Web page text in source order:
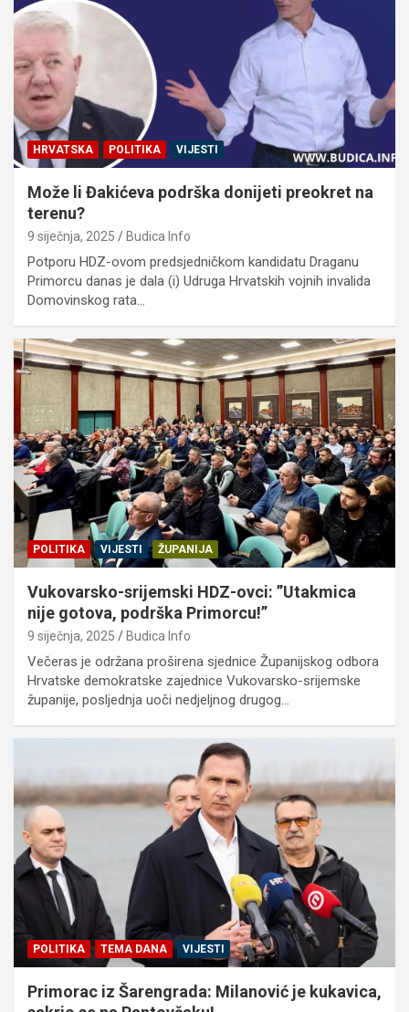
HRVATSKA POLITIKA VIJESTI
Može li Đakićeva podrška donijeti preokret na
terenu?
9 siječnja, 2025 Budica Info
Potporu HDZ-ovom predsjedničkom kandidatu Draganu
Primorcu danas je dala (i) Udruga Hrvatskih vojnih invalida
Domovinskog rata…
POLITIKA VIJESTI ŽUPANIJA
Vukovarsko-srijemski HDZ-ovci: ”Utakmica
nije gotova, podrška Primorcu!”
9 siječnja, 2025 Budica Info
Večeras je održana proširena sjednice Županijskog odbora
Hrvatske demokratske zajednice Vukovarsko-srijemske
županije, posljednja uoči nedjeljnog drugog…
POLITIKA TEMA DANA VIJESTI
Primorac iz Šarengrada: Milanović je kukavica,